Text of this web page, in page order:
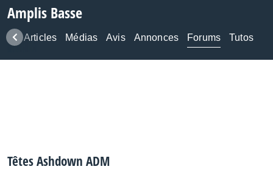
Amplis Basse
Articles Médias Avis Annonces Forums Tutos
Têtes Ashdown ADM